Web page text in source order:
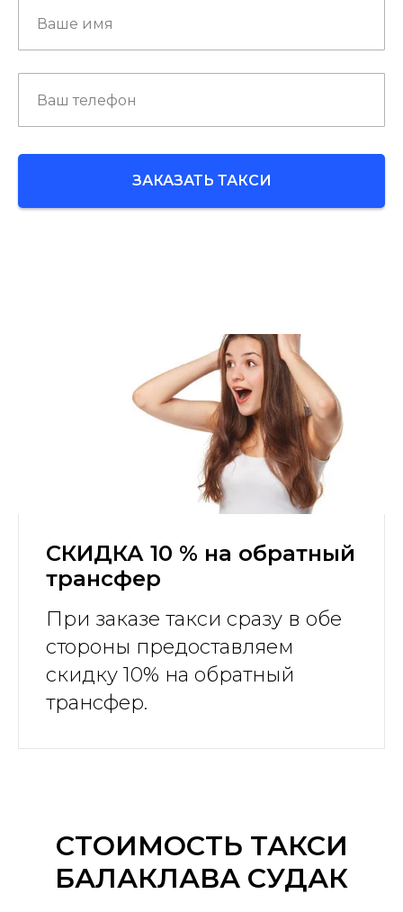
ЗАКАЗАТЬ ТАКСИ
СКИДКА 10 % на обратный
трансфер
При заказе такси сразу в обе
стороны предоставляем
скидку 10% на обратный
трансфер.
СТОИМОСТЬ ТАКСИ
БАЛАКЛАВА СУДАК